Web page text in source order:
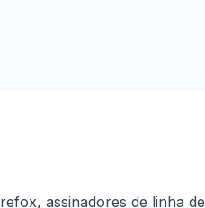
assinadores de linha de